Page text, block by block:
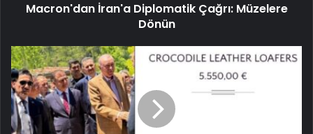
Macron'dan İran'a Diplomatik Çağrı: Müzelere
Dönün